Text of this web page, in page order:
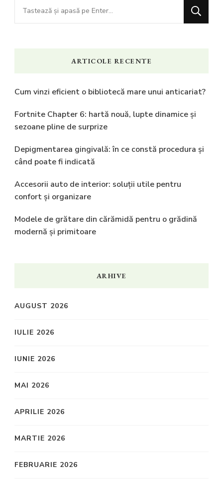
Cauți
ceva?
ARTICOLE RECENTE
Cum vinzi eficient o bibliotecă mare unui anticariat?
Fortnite Chapter 6: hartă nouă, lupte dinamice și
sezoane pline de surprize
Depigmentarea gingivală: în ce constă procedura și
când poate fi indicată
Accesorii auto de interior: soluții utile pentru
confort și organizare
Modele de grătare din cărămidă pentru o grădină
modernă și primitoare
ARHIVE
AUGUST 2026
IULIE 2026
IUNIE 2026
MAI 2026
APRILIE 2026
MARTIE 2026
FEBRUARIE 2026